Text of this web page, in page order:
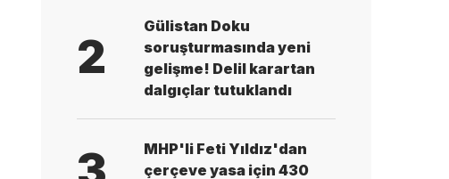
2
Gülistan Doku
soruşturmasında yeni
gelişme! Delil karartan
dalgıçlar tutuklandı
MHP'li Feti Yıldız'dan
çerçeve yasa için 430